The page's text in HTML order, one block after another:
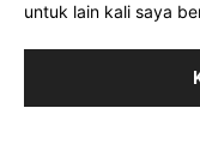
untuk lain kali saya